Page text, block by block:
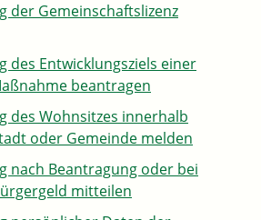
der Gemeinschaftslizenz
des Entwicklungsziels einer
beantragen
des Wohnsitzes innerhalb
oder Gemeinde melden
nach Beantragung oder bei
mitteilen